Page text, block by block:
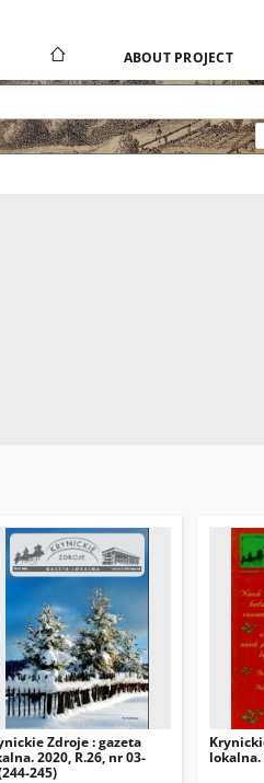
ABOUT PROJECT
Zdroje : gazeta
2020, R.26, nr 03-
245)
lokalna.